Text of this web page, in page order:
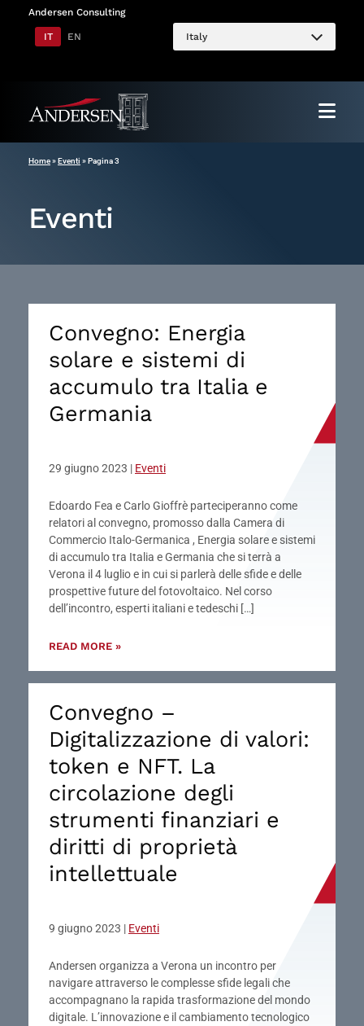
contenuto
Andersen Consulting
IT EN Italy
Home»Eventi »Pagina 3
Eventi
Convegno: Energia
solare e sistemi di
accumulo tra Italia e
Germania
29 giugno 2023 | Eventi
Edoardo Fea e Carlo Gioffrè parteciperanno come
relatori al convegno, promosso dalla Camera di
Commercio Italo-Germanica , Energia solare e sistemi
di accumulo tra Italia e Germania che si terrà a
Verona il 4 luglio e in cui si parlerà delle sfide e delle
prospettive future del fotovoltaico. Nel corso
dell’incontro, esperti italiani e tedeschi […]
READ MORE »
Convegno –
Digitalizzazione di valori:
token e NFT. La
circolazione degli
strumenti finanziari e
diritti di proprietà
intellettuale
9 giugno 2023 | Eventi
Andersen organizza a Verona un incontro per
navigare attraverso le complesse sfide legali che
accompagnano la rapida trasformazione del mondo
digitale. L’innovazione e il cambiamento tecnologico